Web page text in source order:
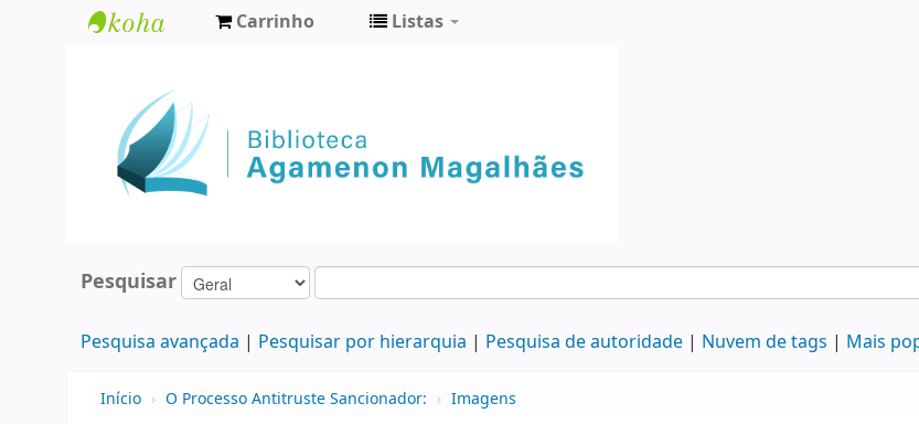
Agamenon
Magalhães
Carrinho Listas
Pesquisar
Pesquisa avançada Pesquisar por hierarquia Pesquisa de autoridade Nuvem de tags Mais
Início › O Processo Antitruste Sancionador: › Imagens